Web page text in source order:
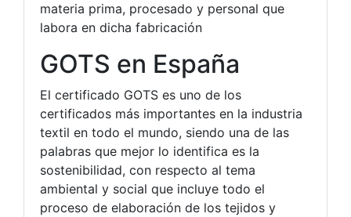
materia prima, procesado y personal que
labora en dicha fabricación
GOTS en España
El certificado GOTS es uno de los
certificados más importantes en la industria
textil en todo el mundo, siendo una de las
palabras que mejor lo identifica es la
sostenibilidad, con respecto al tema
ambiental y social que incluye todo el
proceso de elaboración de los tejidos y